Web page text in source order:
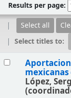
Results per page:
Select all
Select titles to:
López,